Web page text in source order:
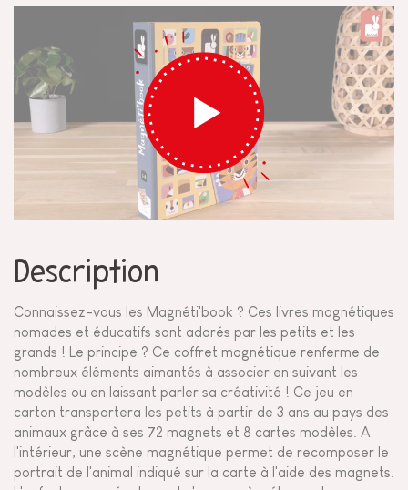
Description
Connaissez-vous les Magnéti'book ? Ces livres magnétiques
nomades et éducatifs sont adorés par les petits et les
grands ! Le principe ? Ce coffret magnétique renferme de
nombreux éléments aimantés à associer en suivant les
modèles ou en laissant parler sa créativité ! Ce jeu en
carton transportera les petits à partir de 3 ans au pays des
animaux grâce à ses 72 magnets et 8 cartes modèles. A
l'intérieur, une scène magnétique permet de recomposer le
portrait de l'animal indiqué sur la carte à l'aide des magnets.